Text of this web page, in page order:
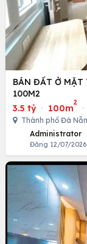
BÁN ĐẤT Ở MẶT
100M2
3.5 tỷ · 100m
2
·
Thành phố Đà
Administrator
Đăng 12/07/2026